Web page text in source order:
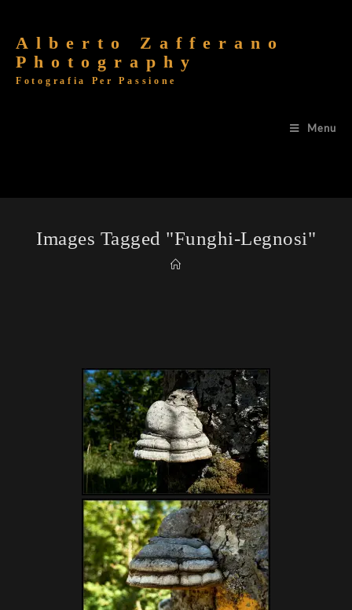
Alberto Zafferano
Photography
Fotografia Per Passione
Menu
Images Tagged "funghi-Legnosi"